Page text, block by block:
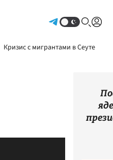
Кризис с мигрантами в Сеуте